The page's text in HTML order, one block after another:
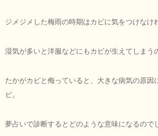
ジメジメした梅雨の時期はカビに気をつけなけ
湿気が多いと洋服などにもカビが生えてしまう
たかがカビと侮っていると、大きな病気の原因
ビ。
夢占いで診断するとどのような意味になるので